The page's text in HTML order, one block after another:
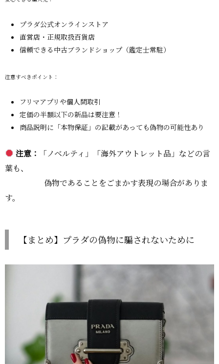
プラダ公式オンラインストア
直営店・正規取扱百貨店
信頼できる中古ブランドショップ（鑑定士常駐）
注意すべきポイント：
フリマアプリや個人間取引
定価の半額以下の新品は要注意！
商品説明に「本物保証」の記載があっても偽物の可能性あり
注意：
「ノベルティ」「海外アウトレット品」などの言
葉も、
偽物であることをごまかす表現の場合がありま
す。
【まとめ】プラダの偽物に騙されないために